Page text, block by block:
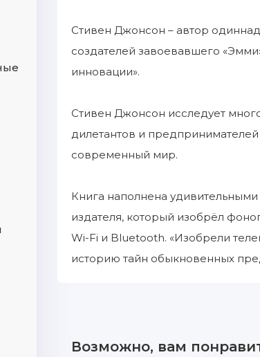
Стивен Джонсон – автор
создателей завоевавшего
инновации».
Стивен Джонсон исследует
дилетантов и
современный мир.
Книга наполнена
издателя, который изобрёл
Wi-Fi и Bluetooth. «Изобрели
историю тайн обыкновенных
Возможно, вам